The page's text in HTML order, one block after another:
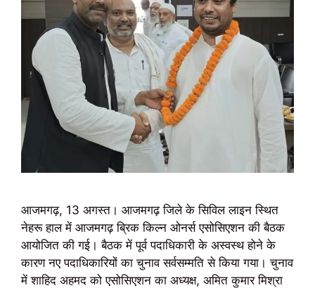
आजमगढ़, 13 अगस्त। आजमगढ़ जिले के सिविल लाइन स्थित
नेहरू हाल में आजमगढ़ ब्रिक किल्न ओनर्स एसोसिएशन की बैठक
आयोजित की गई। बैठक में पूर्व पदाधिकारी के अस्वस्थ होने के
कारण नए पदाधिकारियों का चुनाव सर्वसम्मति से किया गया। चुनाव
में शाहिद अहमद को एसोसिएशन का अध्यक्ष, अमित कुमार मिश्रा